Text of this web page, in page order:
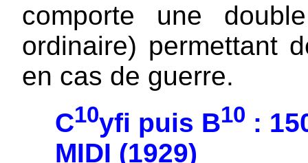
comporte une
ordinaire) permettant
en cas de guerre.
C10yfi puis B10 :
MIDI (1929)